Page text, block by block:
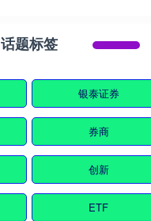
话题标签
银泰证券
券商
创新
ETF